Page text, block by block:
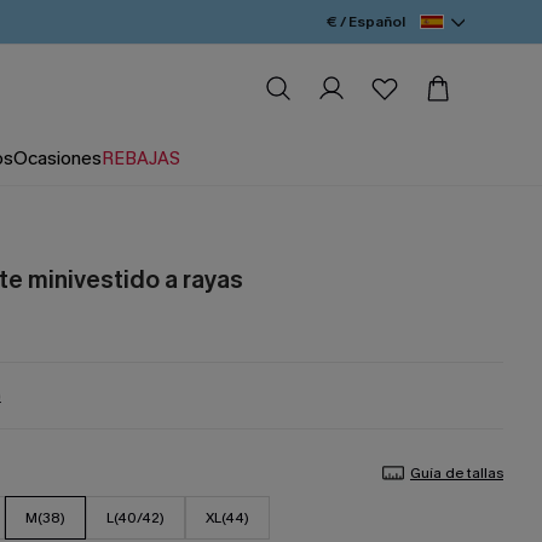
€ / Español
OcasionesREBAJAS
minivestido a rayas
Guía de tallas
M(38) L(40/42) XL(44)